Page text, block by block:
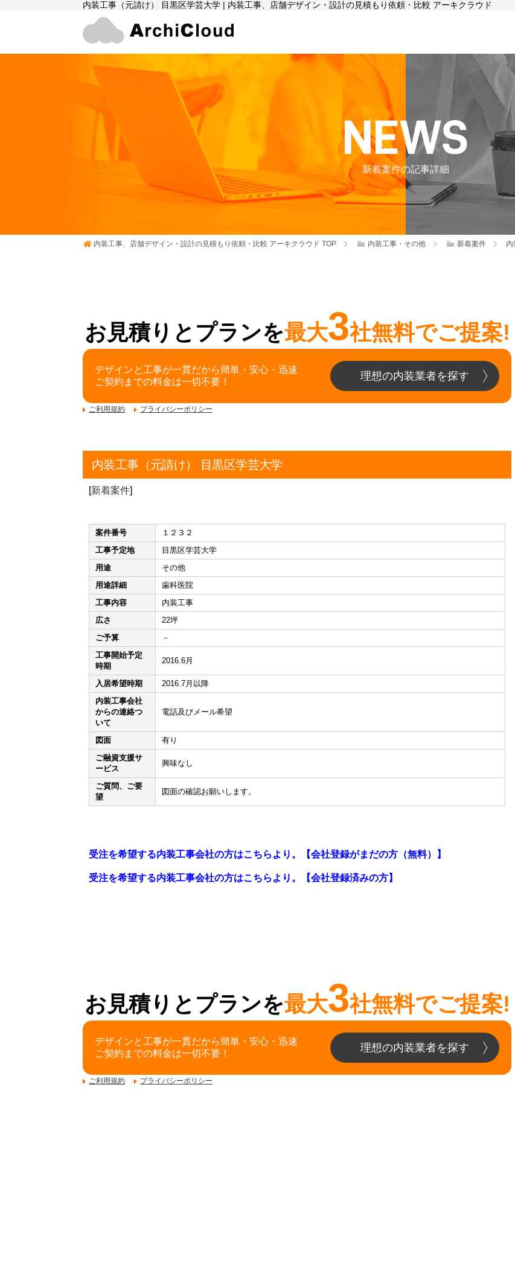
内装工事（元請け） 目黒区学芸大学 | 内装工事、店舗デザイン・設計の見積もり依頼・比較 アーキクラウド
新着案件の記事詳細
内装工事、店舗デザイン・設計の見積もり依頼・比較 アーキクラウド TOP 内装工事・その他 新着案件
お見積りとプランを最大3社無料でご提案!
デザインと工事が一貫だから簡単・安心・迅速
ご契約までの料金は一切不要！
理想の内装業者を探す
ご利用規約 プライバシーポリシー
内装工事（元請け） 目黒区学芸大学
[新着案件]
案件番号
１２３２
工事予定地
目黒区学芸大学
用途
その他
用途詳細
歯科医院
工事内容
内装工事
広さ
22坪
ご予算
－
工事開始予定
時期
2016.6月
入居希望時期
2016.7月以降
内装工事会社
からの連絡つ
いて
電話及びメール希望
図面
有り
ご融資支援サ
ービス
興味なし
ご質問、ご要
望
図面の確認お願いします。
受注を希望する内装工事会社の方はこちらより。【会社登録がまだの方（無料）】
受注を希望する内装工事会社の方はこちらより。 【会社登録済みの方】
お見積りとプランを最大3社無料でご提案!
デザインと工事が一貫だから簡単・安心・迅速
ご契約までの料金は一切不要！
理想の内装業者を探す
ご利用規約 プライバシーポリシー